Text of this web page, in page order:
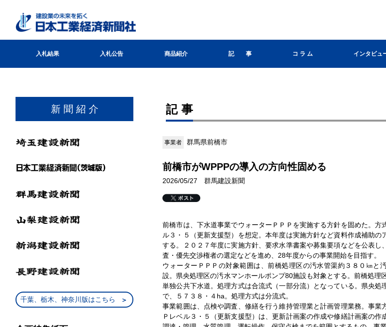
入札結果 入札公告 商品紹介 記 事 コ ラ ム インタビュ
新 聞 紹 介
千葉、栃木、神奈川版はこちら
記事
事業者 群馬県前橋市
前橋市がWPPPの導入の方向性固める
2026/05/27 群馬建設新聞
前橋市は、下水道事業でウォーターＰＰＰを実施する方針を固めた。方
ル３・５（更新支援型）を想定。本年度は実施方針など資料作成補助の
する。２０２７年度に実施方針、要求水準書案や募集要項などを公表し
査・優先交渉権者の選定などを進め、28年度からの事業開始を目指す。
ウォーターＰＰＰの対象範囲は、前橋処理区の汚水管渠約３８０㎞と
設。県央処理区の汚水マンホールポンプ80施設も対象とする。前橋処理
単独公共下水道。処理方式は合流式（一部分流）となっている。県央処
で、５７３８・４ha。処理方式は分流式。
事業範囲は、点検や調査、修繕を行う維持管理業と計画管理業務。事業
Ｐレベル３・５（更新支援型）は、更新計画案の作成や修繕計画案の作